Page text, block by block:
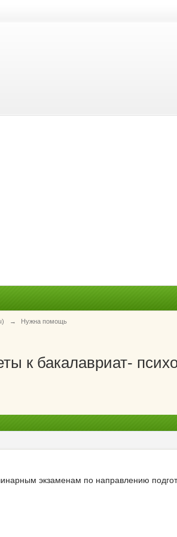
→ Нужна помощь
к бакалавриат-
экзаменам по направлению